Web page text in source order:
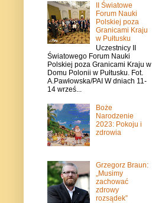
II Światowe
Forum Nauki
Polskiej poza
Granicami Kraju
w Pułtusku
Uczestnicy II
Światowego Forum Nauki
Polskiej poza Granicami Kraju w
Domu Polonii w Pułtusku. Fot.
A.Pawłowska/PAI W dniach 11-
14 wrześ...
Boże
Narodzenie
2023: Pokoju i
zdrowia
Grzegorz Braun:
„Musimy
zachować
zdrowy
rozsądek”